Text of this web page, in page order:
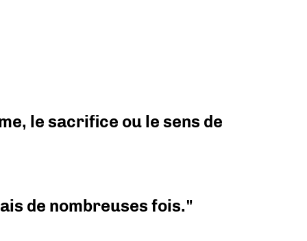
le sacrifice ou le sens de
de nombreuses fois."